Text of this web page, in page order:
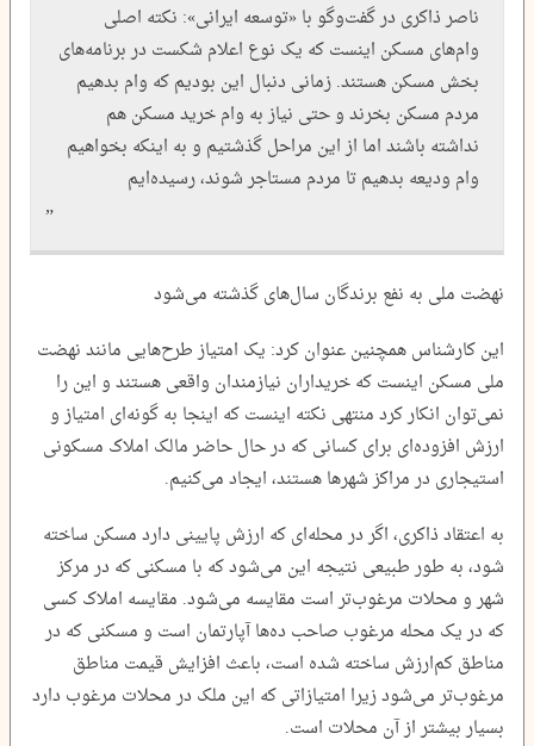
ناصر ذاکری در گفت‌وگو با «توسعه ایرانی»: نکته اصلی
وام‌های مسکن اینست که یک نوع اعلام شکست در برنامه‌های
بخش مسکن هستند. زمانی دنبال این بودیم که وام بدهیم
مردم مسکن بخرند و حتی نیاز به وام خرید مسکن هم
نداشته باشند اما از این مراحل گذشتیم و به اینکه بخواهیم
وام ودیعه بدهیم تا مردم مستاجر شوند، رسیده‌ایم
نهضت ملی به نفع برندگان سال‌های گذشته می‌شود
این کارشناس همچنین عنوان کرد: یک امتیاز طرح‌هایی مانند نهضت
ملی مسکن اینست که خریداران نیازمندان واقعی هستند و این را
نمی‌توان انکار کرد منتهی نکته اینست که اینجا به گونه‌ای امتیاز و
ارزش افزوده‌ای برای کسانی که در حال حاضر مالک املاک مسکونی
استیجاری در مراکز شهرها هستند، ایجاد می‌کنیم.
به اعتقاد ذاکری، اگر در محله‌ای که ارزش پایینی دارد مسکن ساخته
شود، به طور طبیعی نتیجه این می‌شود که با مسکنی که در مرکز
شهر و محلات مرغوب‌تر است مقایسه می‌شود. مقایسه املاک کسی
که در یک محله مرغوب صاحب ده‌ها آپارتمان است و مسکنی که در
مناطق کم‌ارزش ساخته شده است، باعث افزایش قیمت مناطق
مرغوب‌تر می‌شود زیرا امتیازاتی که این ملک در محلات مرغوب دارد
بسیار بیشتر از آن محلات است.